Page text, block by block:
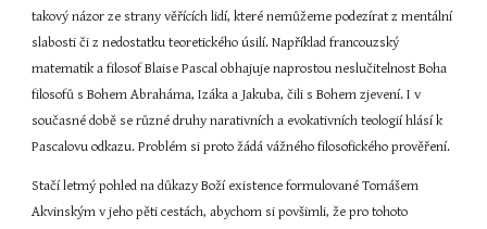
takový názor ze strany věřících lidí, které nemůžeme podezírat z mentální
slabosti či z nedostatku teoretického úsilí. Například francouzský
matematik a filosof Blaise Pascal obhajuje naprostou neslučitelnost Boha
filosofů s Bohem Abraháma, Izáka a Jakuba, čili s Bohem zjevení. I v
současné době se různé druhy narativních a evokativních teologií hlásí k
Pascalovu odkazu. Problém si proto žádá vážného filosofického prověření.
Stačí letmý pohled na důkazy Boží existence formulované Tomášem
Akvinským v jeho pěti cestách, abychom si povšimli, že pro tohoto